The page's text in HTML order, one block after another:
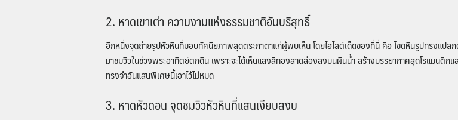
2. หาดเขาเต่า ความงามแห่งธรรมชาติอันบริสุทธิ์
อีกหนึ่งจุดถ่ายรูปหัวหินที่มอบทัศนียภาพสุดตระกาตาแก่ผู้พบเห็น โดยไฮไลต์เด็ดของที่นี่ คือ โขดหินรูปทรงแปล
มาชมวิวในช่วงพระอาทิตย์ตกดิน เพราะจะได้เห็นแสงสีทองสาดส่องลงบนผืนน้ำ สร้างบรรยากาศสุดโรแมนติ
ทรงจำอันแสนพิเศษนี้เอาไว้ไม่หมด
3. หาดหัวดอน จุดชมวิวหัวหินที่แสนเงียบสงบ